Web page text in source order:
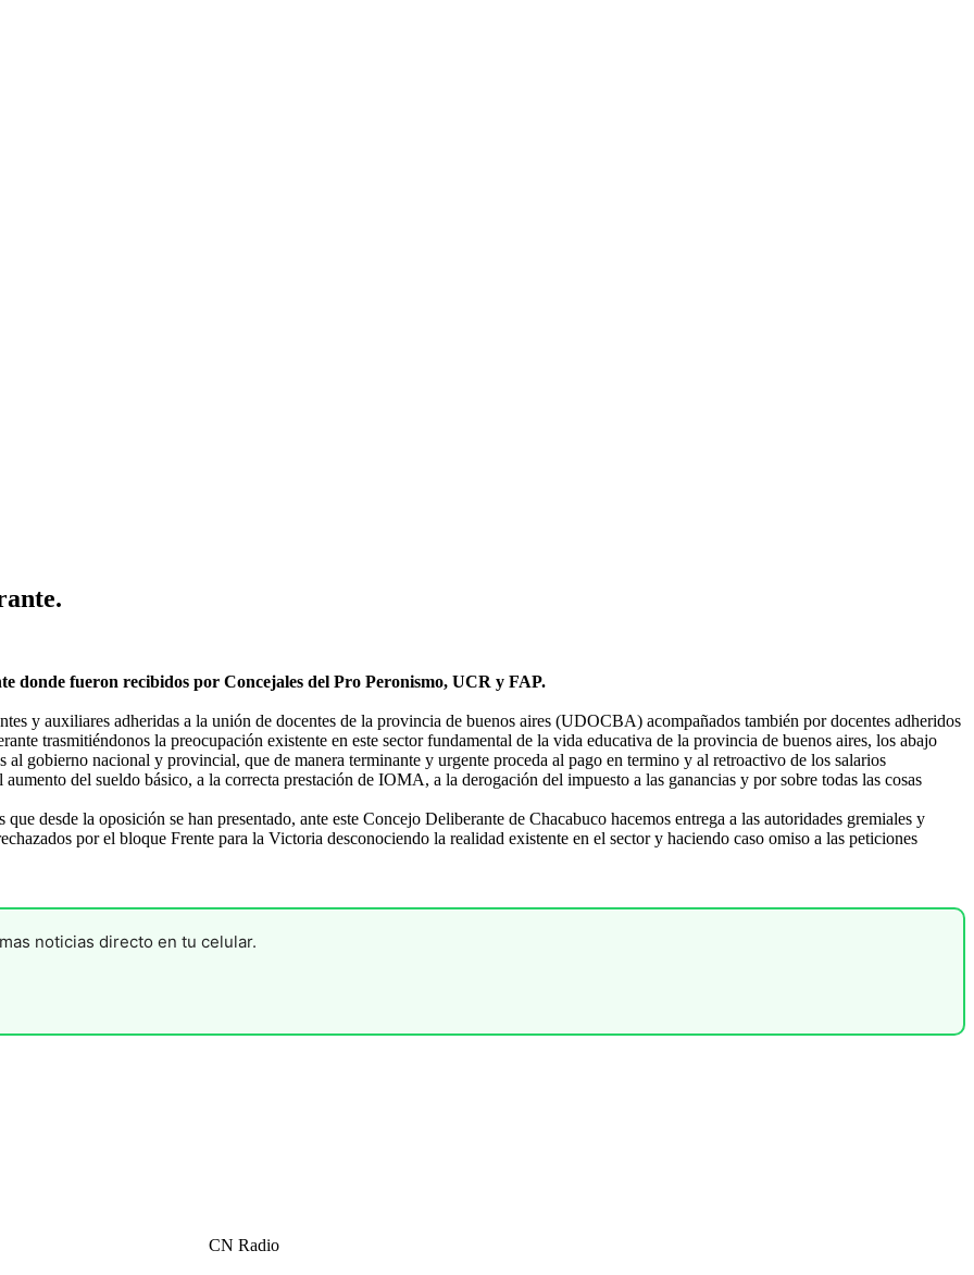
donde fueron recibidos por Concejales del Pro Peronismo, UCR y FAP.
y auxiliares adheridas a la unión de docentes de la provincia de buenos aires (UDOCBA) acompañados también por docentes adheridos
trasmitiéndonos la preocupación existente en este sector fundamental de la vida educativa de la provincia de buenos aires, los abajo
gobierno nacional y provincial, que de manera terminante y urgente proceda al pago en termino y al retroactivo de los salarios
del sueldo básico, a la correcta prestación de IOMA, a la derogación del impuesto a las ganancias y por sobre todas las cosas
desde la oposición se han presentado, ante este Concejo Deliberante de Chacabuco hacemos entrega a las autoridades gremiales y
por el bloque Frente para la Victoria desconociendo la realidad existente en el sector y haciendo caso omiso a las peticiones
noticias directo en tu celular.
CN Radio